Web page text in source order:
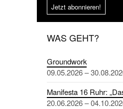
Jetzt abonnieren!
WAS GEHT?
Groundwork
09.05.2026 –
Manifesta 16 Ruhr:
20.06.2026 –